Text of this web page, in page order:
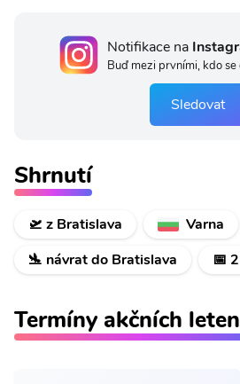
Notifikace na
Buď mezi prvními, kdo se
Sledovat
Shrnutí
🛫 z Bratislava
Varna
🛬 návrat do Bratislava
📅
Termíny akčních